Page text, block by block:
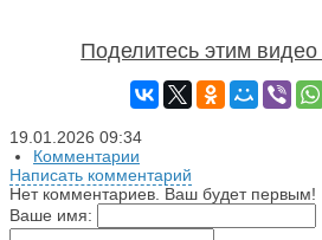
Поделитесь этим видео
19.01.2026 09:34
Комментарии
Написать комментарий
Нет комментариев. Ваш будет первым!
Ваше имя: